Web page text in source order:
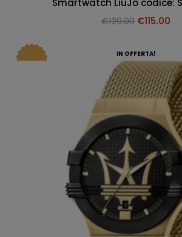
Smartwatch LiuJo codice:
€129.00 €115.00
IN OFFERTA!